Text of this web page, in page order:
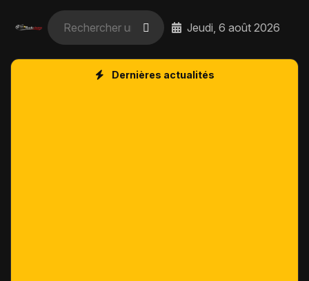
Jeudi, 6 août 2026
Dernières actualités